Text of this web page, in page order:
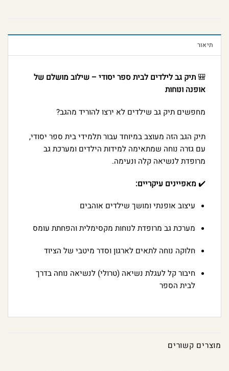
תיאור
🎒 תיק גב לילדים לבית ספר יסודי – שילוב מושלם של
אופנה ונוחות
מחפשים תיק גב שילדים לא ירצו להוריד מהגב?
תיק הגב הזה מעוצב במיוחד עבור תלמידי בית ספר יסודי,
עם גזרה נוחה שמתאימה למידות הילדים ומערכת גב
מרופדת לנשיאה קלה ונעימה.
✔️מאפיינים עיקריים:
עיצוב אופנתי ומושך שילדים אוהבים
מערכת גב מרופדת לנוחות מקסימלית והפחתת עומס
חלוקה נוחה לתאים לארגון וסדר מיטבי של הציוד
חיבור קל לעגלת נשיאה (טרולי) לנשיאה נוחה בדרך
לבית הספר
מוצרים קשורים